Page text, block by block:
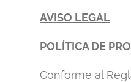
AVISO LEGAL
POLÍTICA DE
Conforme al